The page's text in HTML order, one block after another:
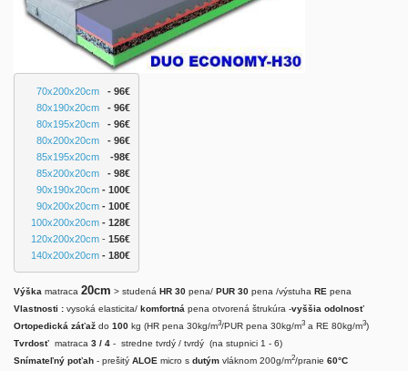
70x200x20cm
   - 96€
80x190x20cm
   - 96€
80x195x20cm
   - 96€
80x200x20cm
   - 96€
85x195x20cm
   -98€
85x200x20cm
- 98€
90x190x20cm - 100€
90x200x20cm - 100€
100x200x20cm - 128€
120x200x20cm - 156€
140x200x20cm - 180€
Výška matraca 20cm > studená HR 30 pena/ PUR 30 pena /výstuha RE pena
Vlastnosti : vysoká elasticita/ komfortná pena otvorená štrukúra -vyššia odolnosť
Ortopedická záťaž do 100 kg (HR pena 30kg/m3/PUR pena 30kg/m3 a RE 80kg/m3)
Tvrdosť matraca 3 / 4 - stredne tvrdý / tvrdý (na stupnici 1 - 6)
Snímateľný poťah - prešitý ALOE micro s dutým vláknom 200g/m2/pranie 60°C